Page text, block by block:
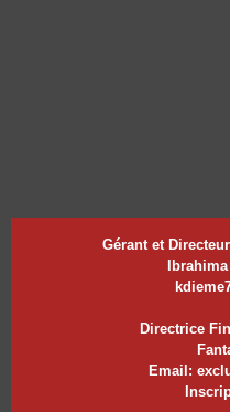
Gérant et
Directrice
Email: